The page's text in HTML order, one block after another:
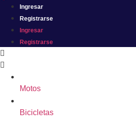
Ingresar
Registrarse
Ingresar
Registrarse
Motos
Bicicletas